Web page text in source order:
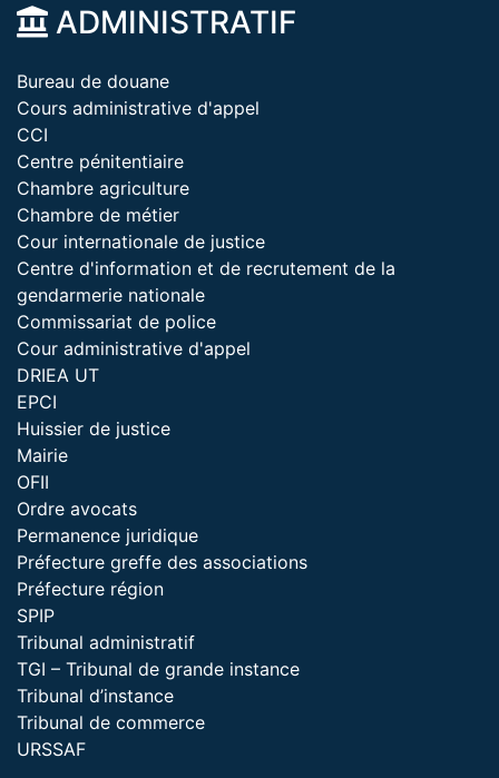
ADMINISTRATIF
Bureau de douane
Cours administrative d'appel
CCI
Centre pénitentiaire
Chambre agriculture
Chambre de métier
Cour internationale de justice
Centre d'information et de recrutement de la
gendarmerie nationale
Commissariat de police
Cour administrative d'appel
DRIEA UT
EPCI
Huissier de justice
Mairie
OFII
Ordre avocats
Permanence juridique
Préfecture greffe des associations
Préfecture région
SPIP
Tribunal administratif
TGI – Tribunal de grande instance
Tribunal d’instance
Tribunal de commerce
URSSAF